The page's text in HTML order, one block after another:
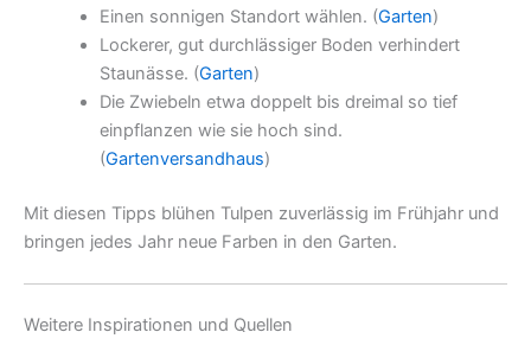
Einen sonnigen Standort wählen. (Garten)
Lockerer, gut durchlässiger Boden verhindert
Staunässe. (Garten)
Die Zwiebeln etwa doppelt bis dreimal so tief
einpflanzen wie sie hoch sind.
(Gartenversandhaus)
Mit diesen Tipps blühen Tulpen zuverlässig im Frühjahr und
bringen jedes Jahr neue Farben in den Garten.
Weitere Inspirationen und Quellen